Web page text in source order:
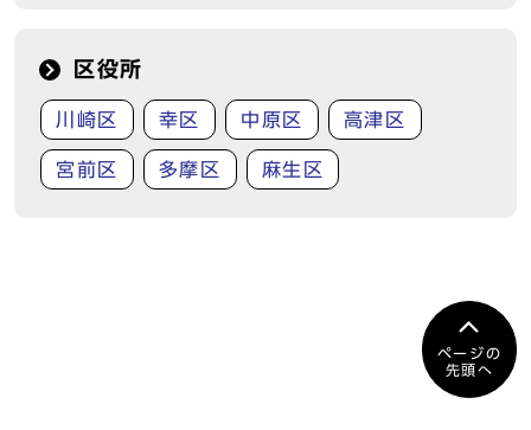
区役所
川崎区 幸区 中原区 高津区
宮前区 多摩区 麻生区
ページの
先頭へ